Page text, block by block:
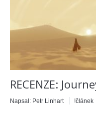
RECENZE:
Napsal: Petr Linhart !článek